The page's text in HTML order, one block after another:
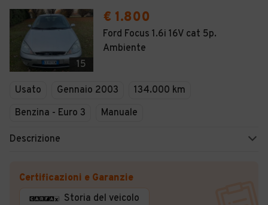
15
€ 1.800
Ford Focus 1.6i 16V cat 5p.
Ambiente
Usato Gennaio 2003
134.000 km
Benzina - Euro 3
Manuale
Descrizione
Certificazioni e Garanzie
Storia del veicolo